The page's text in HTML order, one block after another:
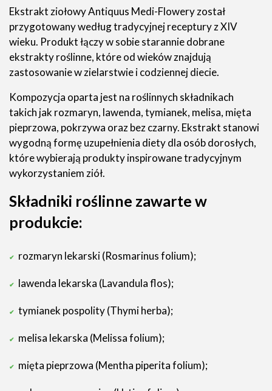
Ekstrakt ziołowy Antiquus Medi-Flowery został
przygotowany według tradycyjnej receptury z XIV
wieku. Produkt łączy w sobie starannie dobrane
ekstrakty roślinne, które od wieków znajdują
zastosowanie w zielarstwie i codziennej diecie.
Kompozycja oparta jest na roślinnych składnikach
takich jak rozmaryn, lawenda, tymianek, melisa, mięta
pieprzowa, pokrzywa oraz bez czarny. Ekstrakt stanowi
wygodną formę uzupełnienia diety dla osób dorosłych,
które wybierają produkty inspirowane tradycyjnym
wykorzystaniem ziół.
Składniki roślinne zawarte w
produkcie:
rozmaryn lekarski (Rosmarinus folium);
lawenda lekarska (Lavandula flos);
tymianek pospolity (Thymi herba);
melisa lekarska (Melissa folium);
mięta pieprzowa (Mentha piperita folium);